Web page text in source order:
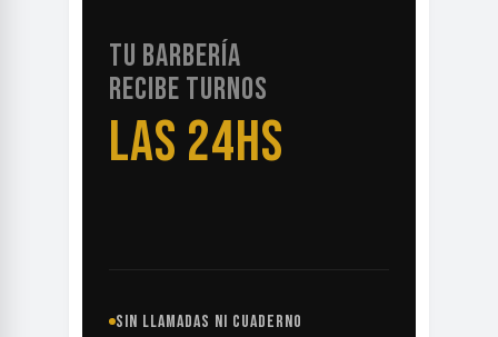
TU BARBERÍA
RECIBE TURNOS
LAS 24HS
SIN LLAMADAS NI CUADERNO